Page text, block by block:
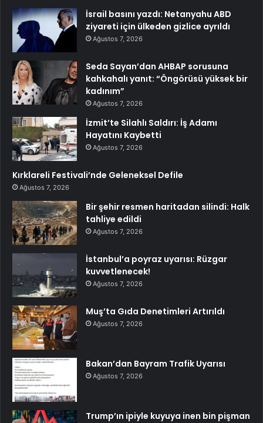
İsrail basını yazdı: Netanyahu ABD
ziyareti için ülkeden gizlice ayrıldı
Ağustos 7, 2026
Seda Sayan’dan AHBAP sorusuna
kahkahalı yanıt: “Öngörüsü yüksek bir
kadınım”
Ağustos 7, 2026
İzmit’te Silahlı Saldırı: İş Adamı
Hayatını Kaybetti
Ağustos 7, 2026
Kırklareli Festivali’nde Geleneksel Defile
Ağustos 7, 2026
Bir şehir resmen haritadan silindi: Halk
tahliye edildi
Ağustos 7, 2026
İstanbul’a poyraz uyarısı: Rüzgar
kuvvetlenecek!
Ağustos 7, 2026
Muş’ta Gıda Denetimleri Artırıldı
Ağustos 7, 2026
Bakan’dan Bayram Trafik Uyarısı
Ağustos 7, 2026
Trump’ın ipiyle kuyuya inen bin pişman